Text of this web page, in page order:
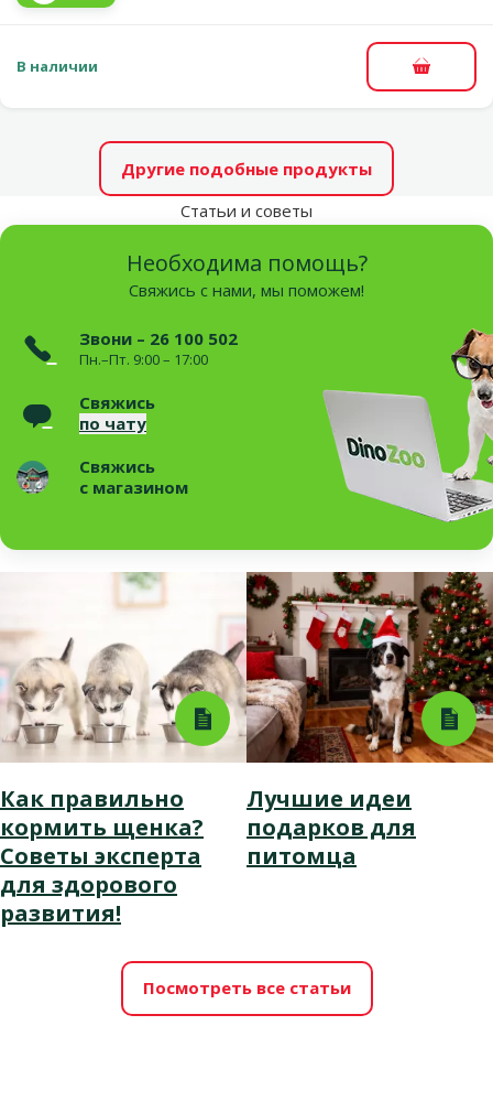
В наличии В
Другие подобные продукты
Статьи и советы
Необходима помощь?
Свяжись с нами, мы поможем!
Звони – 26 100 502
Пн.–Пт. 9:00 – 17:00
Свяжись
по чату
Свяжись
с магазином
Как правильно
кормить щенка?
Советы эксперта
для здорового
развития!
Лучшие идеи
подарков для
питомца
Посмотреть все статьи